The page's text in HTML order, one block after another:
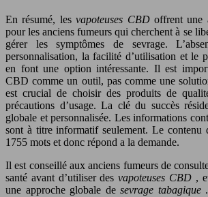
En résumé, lesvapoteuses CBD offrent une
pour les anciens fumeurs qui cherchent à se
gérer les symptômes de sevrage.
personnalisation, la facilité d’utilisation et le
en font une option intéressante. Il est
CBD comme un outil, pas comme une
est crucial de choisir des produits de
précautions d’usage. La clé du succès
globale et personnalisée. Les informations
sont à titre informatif seulement. Le contenu
1755 mots et donc répond a la demande.
Il est conseillé aux anciens fumeurs de
santé avant d’utiliser desvapoteuses CBD ,
une approche globale desevrage tabagique